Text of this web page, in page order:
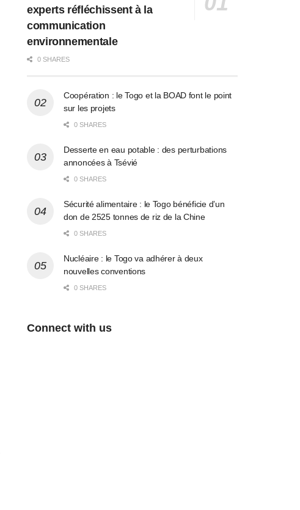
experts réfléchissent à la
communication
environnementale
0 SHARES
Coopération : le Togo et la BOAD font le point
sur les projets
0 SHARES
Desserte en eau potable : des perturbations
annoncées à Tsévié
0 SHARES
Sécurité alimentaire : le Togo bénéficie d’un
don de 2525 tonnes de riz de la Chine
0 SHARES
Nucléaire : le Togo va adhérer à deux
nouvelles conventions
0 SHARES
Connect with us